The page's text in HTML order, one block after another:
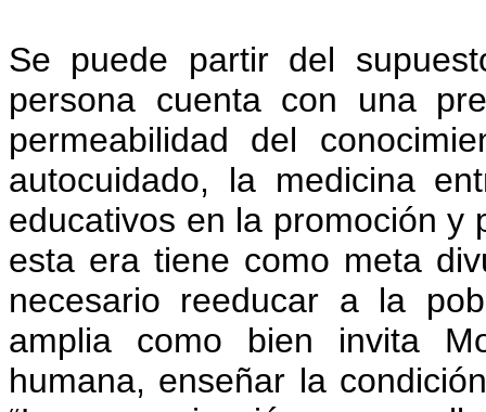
Se puede partir del
persona cuenta con una
permeabilidad del
autocuidado, la medicina
educativos en la promoción y
esta era tiene como meta
necesario reeducar a la
amplia como bien invita
humana, enseñar la